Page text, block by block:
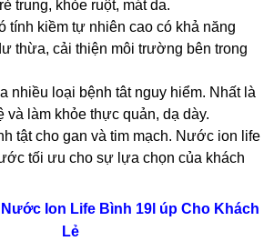
trung, khỏe ruột, mát da.
tính kiềm tự nhiên cao có khả năng
thừa, cải thiện môi trường bên trong
nhiều loại bệnh tât nguy hiểm. Nhất là
và làm khỏe thực quản, dạ dày.
tật cho gan và tim mạch. Nước ion life
tối ưu cho sự lựa chọn của khách
Ion Life Bình 19l úp Cho Khách
Lẻ